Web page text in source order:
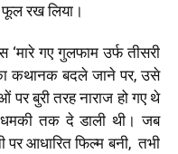
फूल रख लिया।
गए गुलफाम उर्फ तीसरी
कथानक बदले जाने पर, उसे
पर बुरी तरह नाराज हो गए थे
तक दे डाली थी। जब
आधारित फिल्म बनी, तभी